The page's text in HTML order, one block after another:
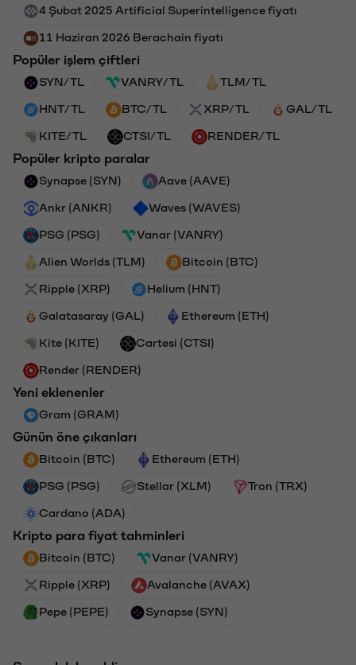
4 Şubat 2025 Artificial Superintelligence fiyatı
11 Haziran 2026 Berachain fiyatı
Popüler işlem çiftleri
SYN/TL VANRY/TL TLM/TL
HNT/TL BTC/TL XRP/TL GAL/TL
KITE/TL CTSI/TL RENDER/TL
Popüler kripto paralar
Synapse (SYN) Aave (AAVE)
Ankr (ANKR) Waves (WAVES)
PSG (PSG) Vanar (VANRY)
Alien Worlds (TLM) Bitcoin (BTC)
Ripple (XRP) Helium (HNT)
Galatasaray (GAL) Ethereum (ETH)
Kite (KITE) Cartesi (CTSI)
Render (RENDER)
Yeni eklenenler
Gram (GRAM)
Günün öne çıkanları
Bitcoin (BTC) Ethereum (ETH)
PSG (PSG) Stellar (XLM) Tron (TRX)
Cardano (ADA)
Kripto para fiyat tahminleri
Bitcoin (BTC) Vanar (VANRY)
Ripple (XRP) Avalanche (AVAX)
Pepe (PEPE) Synapse (SYN)